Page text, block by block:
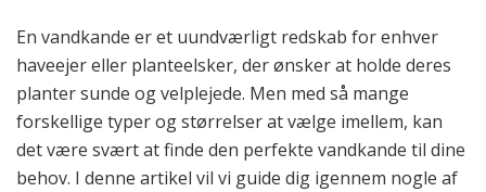
En vandkande er et uundværligt redskab for enhver
haveejer eller planteelsker, der ønsker at holde deres
planter sunde og velplejede. Men med så mange
forskellige typer og størrelser at vælge imellem, kan
det være svært at finde den perfekte vandkande til dine
behov. I denne artikel vil vi guide dig igennem nogle af